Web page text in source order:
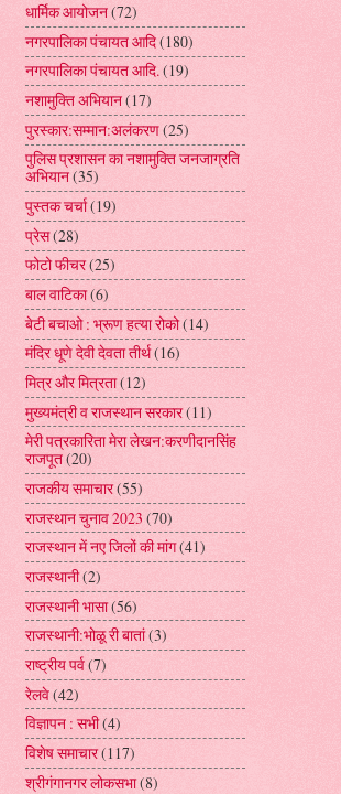
धार्मिक आयोजन(72)
नगरपालिका पंचायत आदि(180)
नगरपालिका पंचायत आदि.(19)
नशामुक्ति अभियान(17)
पुरस्कार:सम्मान:अलंकरण(25)
पुलिस प्रशासन का नशामुक्ति जनजाग्रति
अभियान(35)
पुस्तक चर्चा(19)
प्रेस(28)
फोटो फीचर(25)
बाल वाटिका(6)
बेटी बचाओ : भ्रूण हत्या रोको(14)
मंदिर धूणे देवी देवता तीर्थ(16)
मित्र और मित्रता(12)
मुख्यमंत्री व राजस्थान सरकार(11)
मेरी पत्रकारिता मेरा लेखन:करणीदानसिंह
राजपूत(20)
राजकीय समाचार(55)
राजस्थान चुनाव 2023 (70)
राजस्थान में नए जिलों की मांग(41)
राजस्थानी(2)
राजस्थानी भासा(56)
राजस्थानी:भोळू री बातां(3)
राष्ट्रीय पर्व(7)
रेलवे(42)
विज्ञापन : सभी(4)
विशेष समाचार(117)
श्रीगंगानगर लोकसभा(8)